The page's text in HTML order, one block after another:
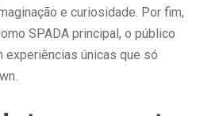
e curiosidade. Por fim,
SPADA principal, o público
experiências únicas que só